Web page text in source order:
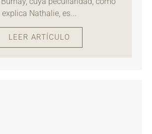
explica Nathalie, es...
LEER ARTÍCULO